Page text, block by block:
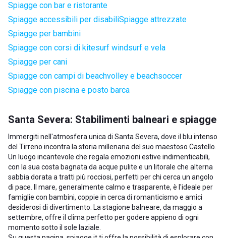
Spiagge con bar e ristorante
Spiagge accessibili per disabiliSpiagge attrezzate
Spiagge per bambini
Spiagge con corsi di kitesurf windsurf e vela
Spiagge per cani
Spiagge con campi di beachvolley e beachsoccer
Spiagge con piscina e posto barca
Santa Severa: Stabilimenti balneari e spiagge
Immergiti nell'atmosfera unica di Santa Severa, dove il blu intenso
del Tirreno incontra la storia millenaria del suo maestoso Castello.
Un luogo incantevole che regala emozioni estive indimenticabili,
con la sua costa bagnata da acque pulite e un litorale che alterna
sabbia dorata a tratti più rocciosi, perfetti per chi cerca un angolo
di pace. Il mare, generalmente calmo e trasparente, è l'ideale per
famiglie con bambini, coppie in cerca di romanticismo e amici
desiderosi di divertimento. La stagione balneare, da maggio a
settembre, offre il clima perfetto per godere appieno di ogni
momento sotto il sole laziale.